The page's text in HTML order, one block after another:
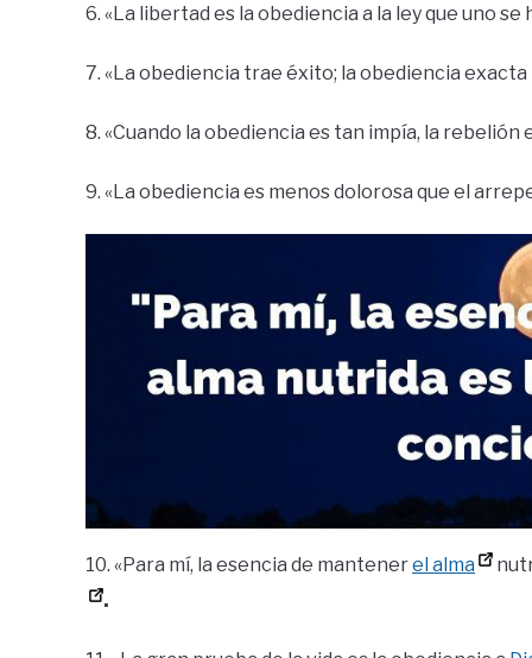
6. «La libertad es la obediencia a la ley que uno se
7. «La obediencia trae éxito; la obediencia
8. «Cuando la obediencia es tan impía, la rebelión
9. «La obediencia es menos dolorosa que el
10. «Para mí, la esencia de mantenerel alma
.